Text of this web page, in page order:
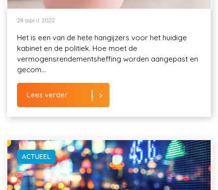
28 april 2022
Het is een van de hete hangijzers voor het huidige
kabinet en de politiek. Hoe moet de
vermogensrendementsheffing worden aangepast en
gecom...
Lees verder
ACTUEEL